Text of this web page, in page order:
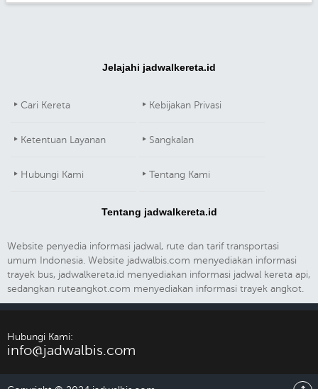
Jelajahi jadwalkereta.id
Cari Kereta Kebijakan Privasi
Ketentuan Layanan Sangkalan
Hubungi Kami Tentang Kami
Tentang jadwalkereta.id
Website penyedia informasi jadwal, rute dan tarif transportasi
umum Indonesia. Website jadwalbis.com menyediakan informasi
trayek bus, jadwalkereta.id menyediakan informasi jadwal kereta api,
sedangkan ruteangkot.com menyediakan informasi trayek angkot.
Hubungi Kami:
info@jadwalbis.com